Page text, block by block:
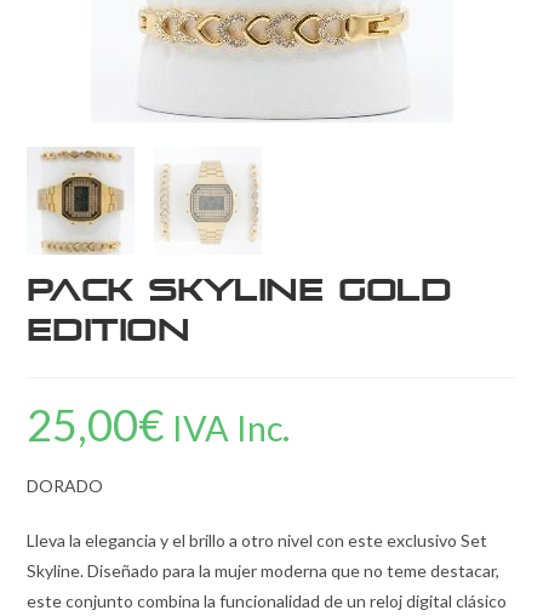
Pack Skyline Gold
Edition
25,00€ IVA Inc.
DORADO
Lleva la elegancia y el brillo a otro nivel con este exclusivo Set
Skyline. Diseñado para la mujer moderna que no teme destacar,
este conjunto combina la funcionalidad de un reloj digital clásico